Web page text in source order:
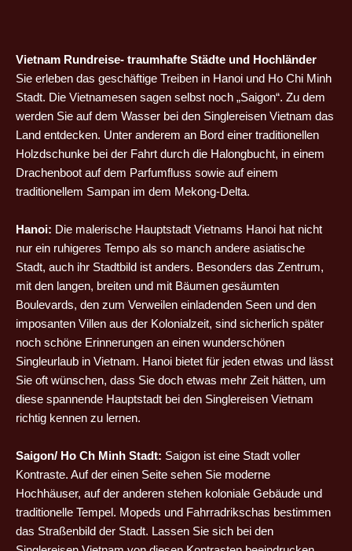
Vietnam Rundreise- traumhafte Städte und Hochländer
Sie erleben das geschäftige Treiben in Hanoi und Ho Chi Minh
Stadt. Die Vietnamesen sagen selbst noch „Saigon“. Zu dem
werden Sie auf dem Wasser bei den Singlereisen Vietnam das
Land entdecken. Unter anderem an Bord einer traditionellen
Holzdschunke bei der Fahrt durch die Halongbucht, in einem
Drachenboot auf dem Parfumfluss sowie auf einem
traditionellem Sampan im dem Mekong-Delta.
Hanoi: Die malerische Hauptstadt Vietnams Hanoi hat nicht
nur ein ruhigeres Tempo als so manch andere asiatische
Stadt, auch ihr Stadtbild ist anders. Besonders das Zentrum,
mit den langen, breiten und mit Bäumen gesäumten
Boulevards, den zum Verweilen einladenden Seen und den
imposanten Villen aus der Kolonialzeit, sind sicherlich später
noch schöne Erinnerungen an einen wunderschönen
Singleurlaub in Vietnam. Hanoi bietet für jeden etwas und lässt
Sie oft wünschen, dass Sie doch etwas mehr Zeit hätten, um
diese spannende Hauptstadt bei den Singlereisen Vietnam
richtig kennen zu lernen.
Saigon/ Ho Ch Minh Stadt: Saigon ist eine Stadt voller
Kontraste. Auf der einen Seite sehen Sie moderne
Hochhäuser, auf der anderen stehen koloniale Gebäude und
traditionelle Tempel. Mopeds und Fahrradrikschas bestimmen
das Straßenbild der Stadt. Lassen Sie sich bei den